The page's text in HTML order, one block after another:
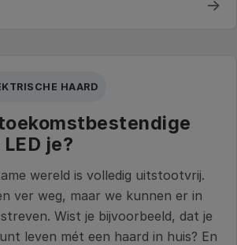
→
HAARD
je?
wereld is volledig uitstootvrij.
ver weg, maar we kunnen er in
Wist je bijvoorbeeld, dat je
leven mét een haard in huis? En